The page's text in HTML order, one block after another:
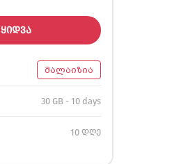
ᲧᲘᲓᲕᲐ
მალაიზია
30 GB - 10 days
10 დღე